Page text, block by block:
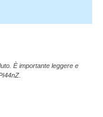
È importante leggere e